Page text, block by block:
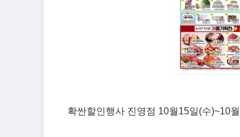
확싼할인행사 진영점 10월15일(수)~10